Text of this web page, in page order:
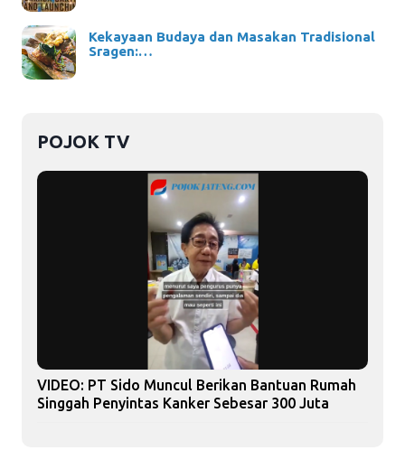
Kekayaan Budaya dan Masakan Tradisional
Sragen:…
POJOK TV
VIDEO: PT Sido Muncul Berikan Bantuan Rumah
Singgah Penyintas Kanker Sebesar 300 Juta